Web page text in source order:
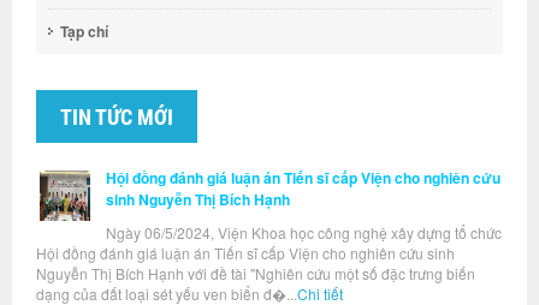
Tạp chí
TIN TỨC MỚI
Hội đồng đánh giá luận án Tiến sĩ cấp Viện cho nghiên cứu
sinh Nguyễn Thị Bích Hạnh
Ngày 06/5/2024, Viện Khoa học công nghệ xây dựng tổ chức
Hội đồng đánh giá luận án Tiến sĩ cấp Viện cho nghiên cứu sinh
Nguyễn Thị Bích Hạnh với đề tài "Nghiên cứu một số đặc trưng biến
dạng của đất loại sét yếu ven biển đ�... Chi tiết